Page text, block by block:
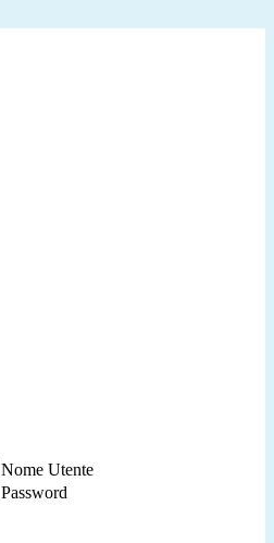
Nome Utente
Password